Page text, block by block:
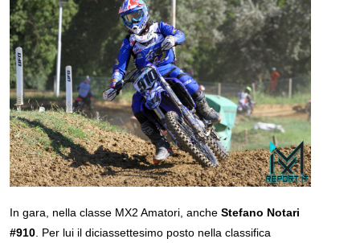
In gara, nella classe MX2 Amatori, anche Stefano Notari
#910 . Per lui il diciassettesimo posto nella classifica